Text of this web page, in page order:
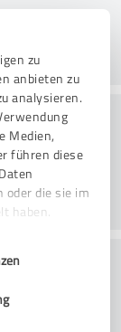
zu
anbieten zu
analysieren.
Medien,
führen diese
oder die sie im
haben.